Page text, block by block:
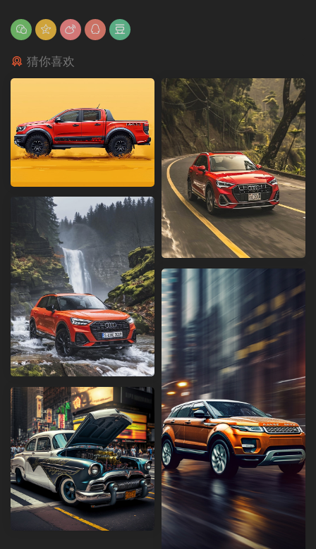
猜你喜欢